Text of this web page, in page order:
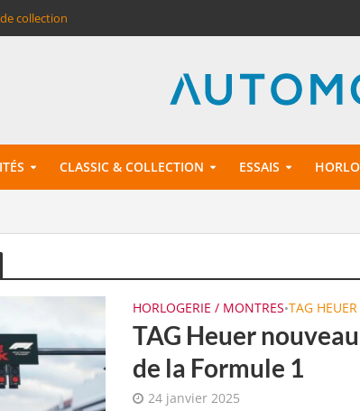
collection
CLASSIC & COLLECTION ESSAIS
HORLOGERIE / MONTRES•TAG HEUER
TAG Heuer
de la Formule 1
24 janvier 2025